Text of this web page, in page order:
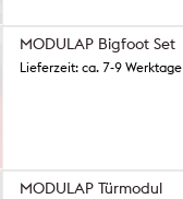
MODULAP Bigfoot Set
Lieferzeit: ca. 7-9 Werktage
MODULAP Türmodul